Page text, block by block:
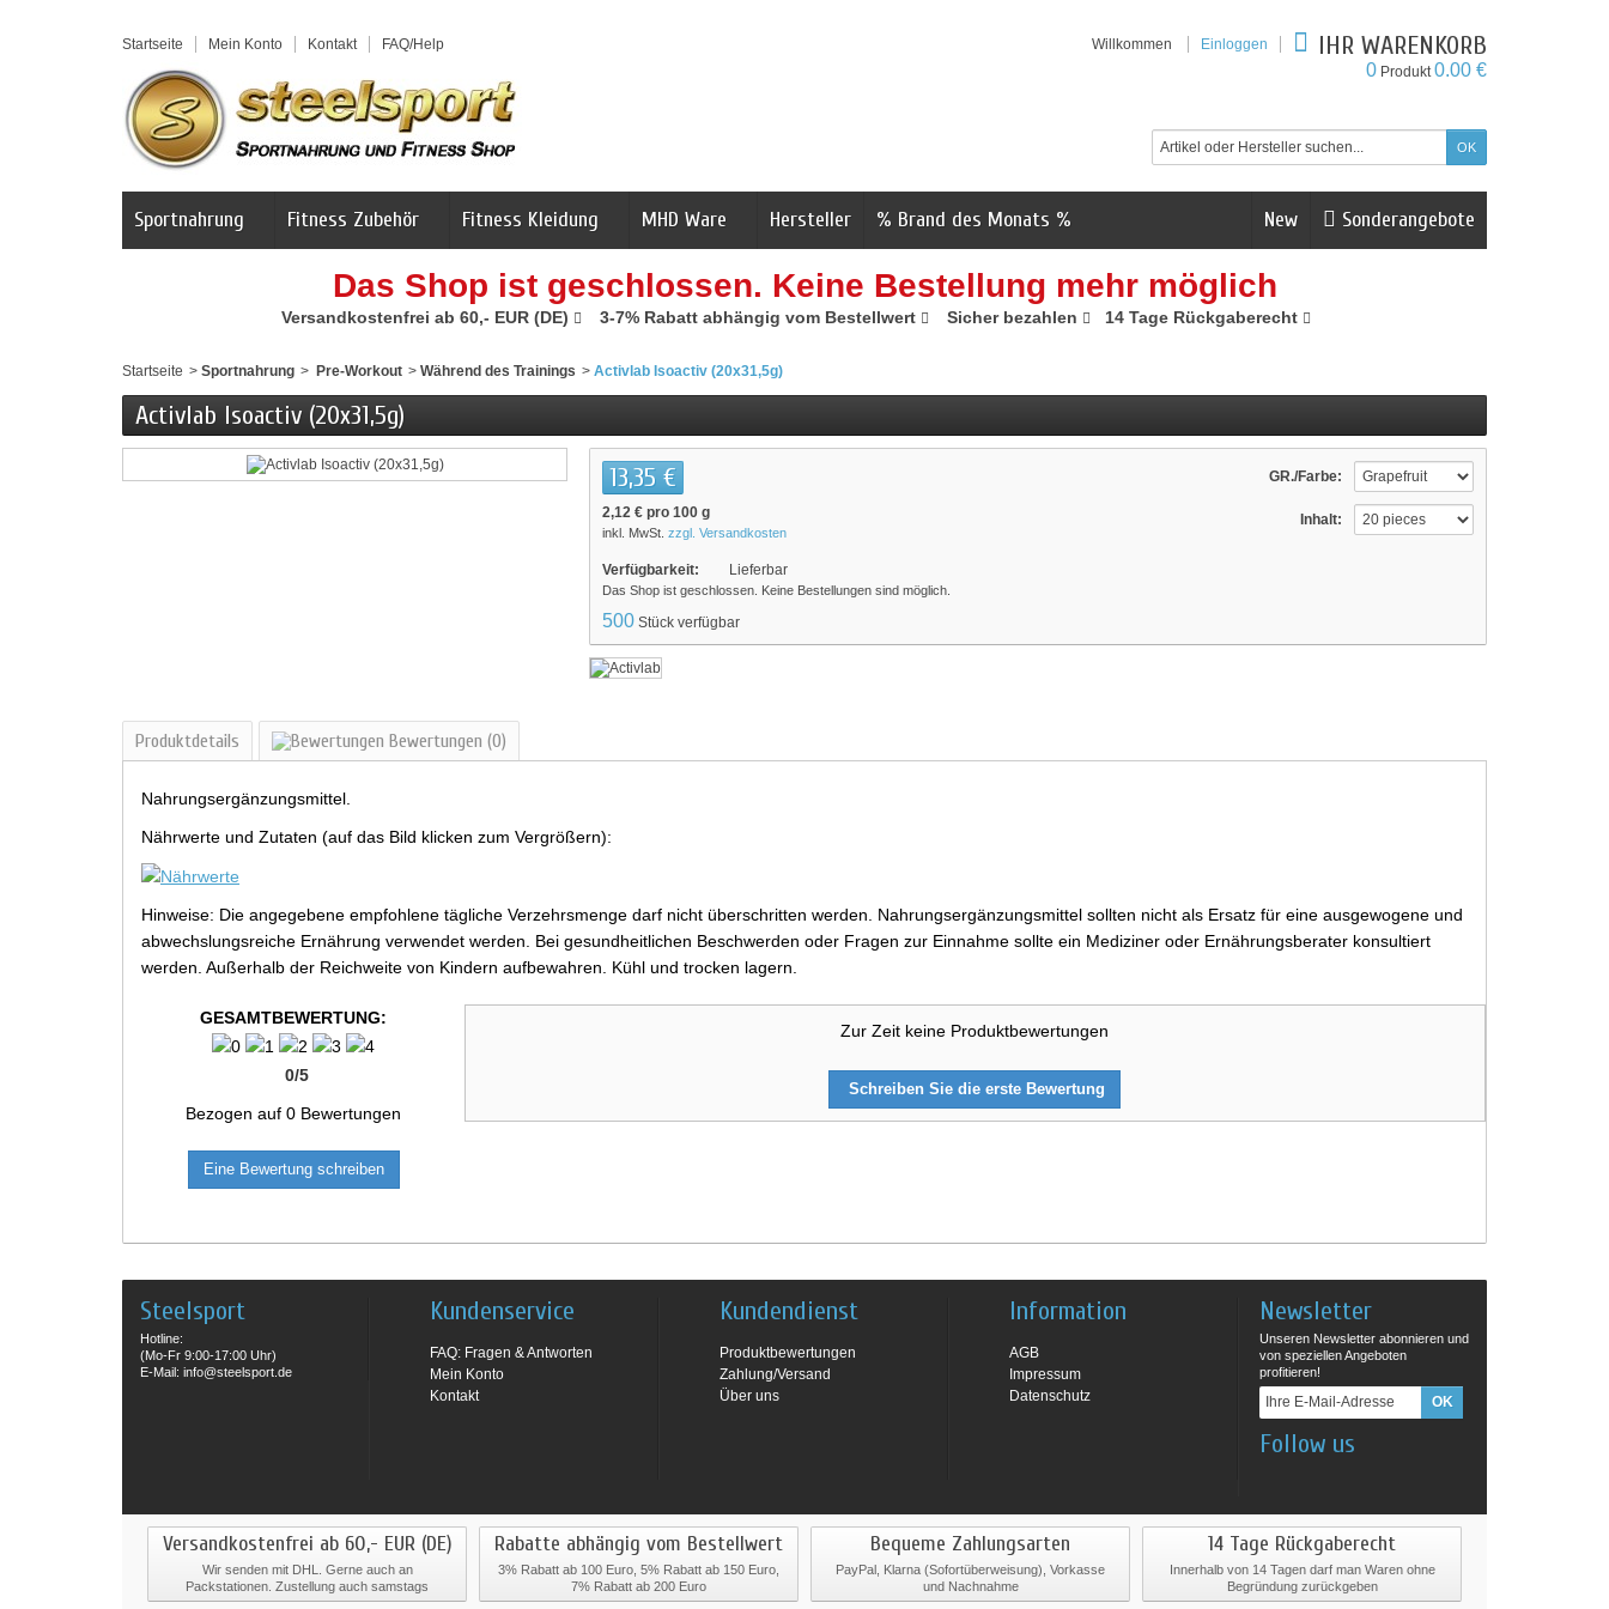
Startseite Mein Konto Kontakt FAQ/Help Willkommen Einloggen IHR WARENKORB
0 Produkt0.00 €
Sonderangebote
New
Sportnahrung Fitness Zubehör Fitness Kleidung MHD Ware Hersteller % Brand des Monats %
Das Shop ist geschlossen. Keine Bestellung mehr möglich
Versandkostenfrei ab 60,- EUR (DE) 3-7% Rabatt abhängig vom Bestellwert Sicher bezahlen 14 Tage Rückgaberecht
Startseite > Sportnahrung > Pre-Workout > Während des Trainings > Activlab Isoactiv (20x31,5g)
Activlab Isoactiv (20x31,5g)
GR./Farbe:
Inhalt:
13,35 €
2,12 € pro 100 g
inkl. MwSt. zzgl. Versandkosten
Verfügbarkeit: Lieferbar
Das Shop ist geschlossen. Keine Bestellungen sind möglich.
500 Stück verfügbar
Produktdetails Bewertungen (0)
Nahrungsergänzungsmittel.
Nährwerte und Zutaten (auf das Bild klicken zum Vergrößern):
Hinweise: Die angegebene empfohlene tägliche Verzehrsmenge darf nicht überschritten werden. Nahrungsergänzungsmittel sollten nicht als Ersatz für eine ausgewogene und
abwechslungsreiche Ernährung verwendet werden. Bei gesundheitlichen Beschwerden oder Fragen zur Einnahme sollte ein Mediziner oder Ernährungsberater konsultiert
werden. Außerhalb der Reichweite von Kindern aufbewahren. Kühl und trocken lagern.
GESAMTBEWERTUNG:
0/5
Bezogen auf0 Bewertungen
Eine Bewertung schreiben
Zur Zeit keine Produktbewertungen
Schreiben Sie die erste Bewertung
Steelsport
Hotline:
(Mo-Fr 9:00-17:00 Uhr)
E-Mail: info@steelsport.de
Kundenservice
FAQ: Fragen & Antworten
Mein Konto
Kontakt
Kundendienst
Produktbewertungen
Zahlung/Versand
Über uns
Information
AGB
Impressum
Datenschutz
Newsletter
Unseren Newsletter abonnieren und
von speziellen Angeboten
profitieren!
Follow us
Versandkostenfrei ab 60,- EUR (DE)
Wir senden mit DHL. Gerne auch an
Packstationen. Zustellung auch samstags
Rabatte abhängig vom Bestellwert
3% Rabatt ab 100 Euro, 5% Rabatt ab 150 Euro,
7% Rabatt ab 200 Euro
Bequeme Zahlungsarten
PayPal, Klarna (Sofortüberweisung), Vorkasse
und Nachnahme
14 Tage Rückgaberecht
Innerhalb von 14 Tagen darf man Waren ohne
Begründung zurückgeben